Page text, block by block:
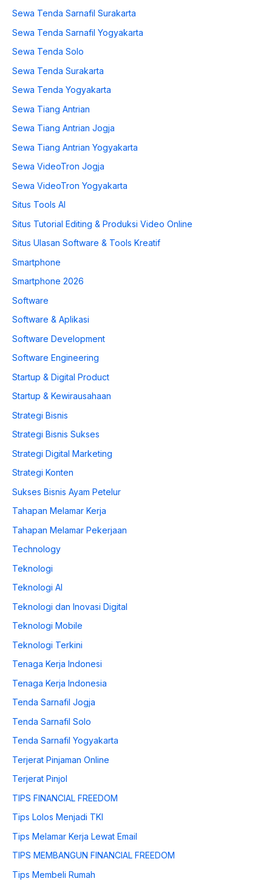
Sewa Tenda Sarnafil Surakarta
Sewa Tenda Sarnafil Yogyakarta
Sewa Tenda Solo
Sewa Tenda Surakarta
Sewa Tenda Yogyakarta
Sewa Tiang Antrian
Sewa Tiang Antrian Jogja
Sewa Tiang Antrian Yogyakarta
Sewa VideoTron Jogja
Sewa VideoTron Yogyakarta
Situs Tools AI
Situs Tutorial Editing & Produksi Video Online
Situs Ulasan Software & Tools Kreatif
Smartphone
Smartphone 2026
Software
Software & Aplikasi
Software Development
Software Engineering
Startup & Digital Product
Startup & Kewirausahaan
Strategi Bisnis
Strategi Bisnis Sukses
Strategi Digital Marketing
Strategi Konten
Sukses Bisnis Ayam Petelur
Tahapan Melamar Kerja
Tahapan Melamar Pekerjaan
Technology
Teknologi
Teknologi AI
Teknologi dan Inovasi Digital
Teknologi Mobile
Teknologi Terkini
Tenaga Kerja Indonesi
Tenaga Kerja Indonesia
Tenda Sarnafil Jogja
Tenda Sarnafil Solo
Tenda Sarnafil Yogyakarta
Terjerat Pinjaman Online
Terjerat Pinjol
TIPS FINANCIAL FREEDOM
Tips Lolos Menjadi TKI
Tips Melamar Kerja Lewat Email
TIPS MEMBANGUN FINANCIAL FREEDOM
Tips Membeli Rumah